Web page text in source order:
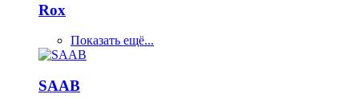
Rox
Показать ещё...
SAAB